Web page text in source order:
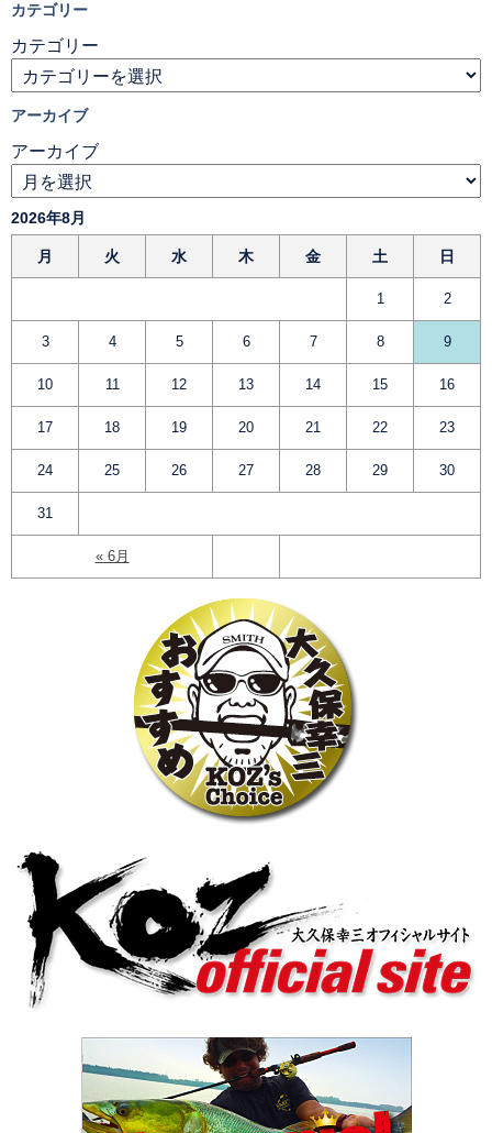
カテゴリー
カテゴリー
アーカイブ
アーカイブ
2026年8月
月 火 水 木 金 土 日
« 6月
1 2
3 4 5 6 7 8 9
10 11 12 13 14 15 16
17 18 19 20 21 22 23
24 25 26 27 28 29 30
31